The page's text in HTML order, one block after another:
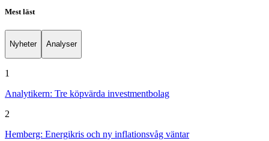
Mest läst
Nyheter Analyser
1
Analytikern: Tre köpvärda investmentbolag
2
Hemberg: Energikris och ny inflationsvåg väntar